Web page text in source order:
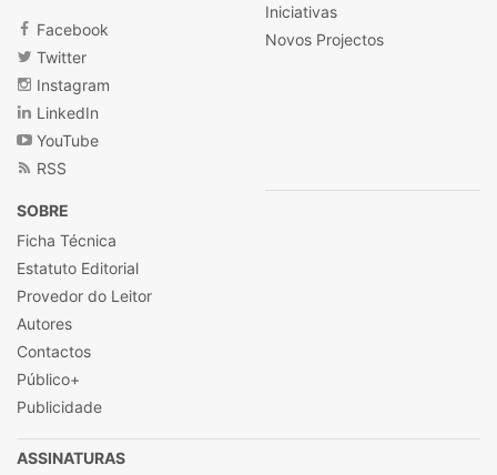
Facebook
Twitter
Instagram
LinkedIn
YouTube
RSS
Iniciativas
Novos Projectos
SOBRE
Ficha Técnica
Estatuto Editorial
Provedor do Leitor
Autores
Contactos
Público+
Publicidade
ASSINATURAS